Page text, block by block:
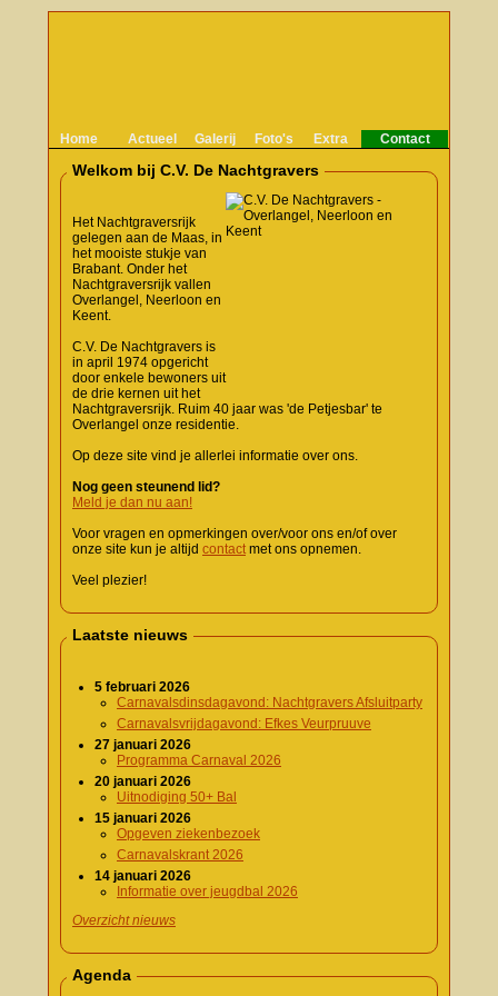
Home Actueel Galerij Foto's Extra Contact
Welkom bij C.V. De Nachtgravers
Het Nachtgraversrijk
gelegen aan de Maas, in
het mooiste stukje van
Brabant. Onder het
Nachtgraversrijk vallen
Overlangel, Neerloon en
Keent.
C.V. De Nachtgravers is
in april 1974 opgericht
door enkele bewoners uit
de drie kernen uit het
Nachtgraversrijk. Ruim 40 jaar was 'de Petjesbar' te
Overlangel onze residentie.
Op deze site vind je allerlei informatie over ons.
Nog geen steunend lid?
Meld je dan nu aan!
Voor vragen en opmerkingen over/voor ons en/of over
onze site kun je altijd contactmet ons opnemen.
Veel plezier!
Laatste nieuws
5 februari 2026
Carnavalsdinsdagavond: Nachtgravers Afsluitparty
Carnavalsvrijdagavond: Efkes Veurpruuve
27 januari 2026
Programma Carnaval 2026
20 januari 2026
Uitnodiging 50+ Bal
15 januari 2026
Opgeven ziekenbezoek
Carnavalskrant 2026
14 januari 2026
Informatie over jeugdbal 2026
Overzicht nieuws
Agenda